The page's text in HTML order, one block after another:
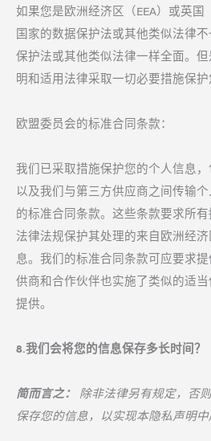
如果您是欧洲经济区（EEA）或英国
国家的数据保护法或其他类似法律
保护法或其他类似法律一样全面。
明和适用法律采取一切必要措施保护
欧盟委员会的标准合同条款：
我们已采取措施保护您的个人信息
以及我们与第三方供应商之间传输
的标准合同条款。这些条款要求所
法律法规保护其处理的来自欧洲经
息。我们的标准合同条款可应要求
供商和合作伙伴也实施了类似的适
提供。
8.我们会将您的信息保存多长时间？
简而言之： 除非法律另有规定，否
保存您的信息，以实现本隐私声明中